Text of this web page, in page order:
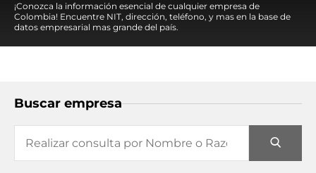
¡Conozca la información esencial de cualquier empresa de
Colombia! Encuentre NIT, dirección, teléfono, y mas en la base de
datos empresarial mas grande del país.
Buscar empresa